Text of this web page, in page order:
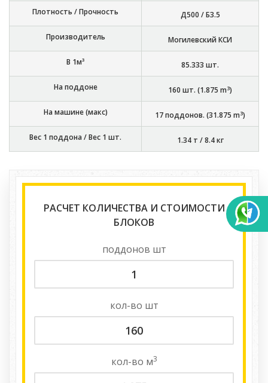
Плотность / Прочность Д500 / Б3.5
Производитель Могилевский КСИ
В 1м³ 85.333 шт.
На поддоне 160 шт. (1.875 m3)
На машине (макс) 17поддонов. (31.875 m3)
Вес 1 поддона / Вес 1 шт. 1.34 т /8.4 кг
РАСЧЕТ КОЛИЧЕСТВА И СТОИМОСТИ
БЛОКОВ
поддонов шт
кол-во шт
кол-во м3